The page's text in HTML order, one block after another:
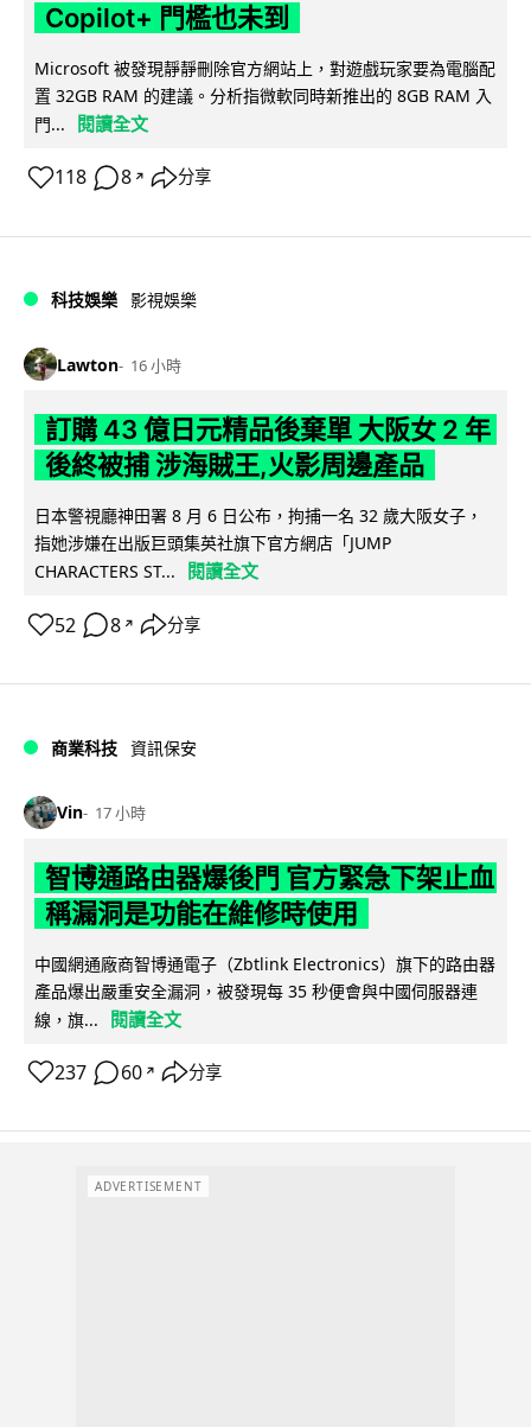
Copilot+ 門檻也未到
Microsoft 被發現靜靜刪除官方網站上，對遊戲玩家要為電腦配
置 32GB RAM 的建議。分析指微軟同時新推出的 8GB RAM 入
門...
閱讀全文
118 8 ↗ 分享
科技娛樂 影視娛樂
Lawton 16 小時
訂購 43 億日元精品後棄單 大阪女 2 年
後終被捕 涉海賊王,火影周邊產品
日本警視廳神田署 8 月 6 日公布，拘捕一名 32 歲大阪女子，
指她涉嫌在出版巨頭集英社旗下官方網店「JUMP
CHARACTERS ST...
閱讀全文
52 8 ↗ 分享
商業科技 資訊保安
Vin 17 小時
智博通路由器爆後門 官方緊急下架止血
稱漏洞是功能在維修時使用
中國網通廠商智博通電子（Zbtlink Electronics）旗下的路由器
產品爆出嚴重安全漏洞，被發現每 35 秒便會與中國伺服器連
線，旗...
閱讀全文
237 60 ↗ 分享
ADVERTISEMENT